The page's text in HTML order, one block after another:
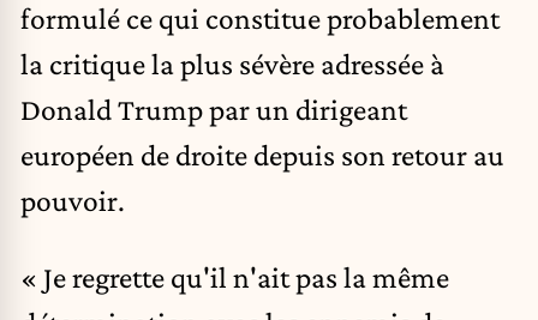
formulé ce qui constitue probablement
la critique la plus sévère adressée à
Donald Trump par un dirigeant
européen de droite depuis son retour au
pouvoir.
« Je regrette qu'il n'ait pas la même